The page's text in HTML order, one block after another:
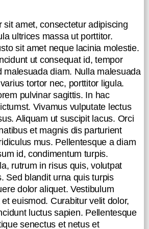
egestas, mattis
turpis.
rutrum in risus
tellus.
turpis aliquam,
aliquet.
ut massa et
velit dolor, porta
luctus sapien.
morbi tristique
et malesuada
nibh lobortis
Donec velit leo,
vel, fringilla et
nisl. Cras congue
egestas
sit amet, consectetur adipiscing
ultrices massa ut porttitor.
sit amet neque lacinia molestie.
ut consequat id, tempor
malesuada diam. Nulla malesuada
tortor nec, porttitor ligula.
pulvinar sagittis. In hac
Vivamus vulputate lectus
Aliquam ut suscipit lacus. Orci
et magnis dis parturient
mus. Pellentesque a diam
id, condimentum turpis.
rutrum in risus quis, volutpat
Sed blandit urna quis turpis
dolor aliquet. Vestibulum
euismod. Curabitur velit dolor,
luctus sapien. Pellentesque
senectus et netus et